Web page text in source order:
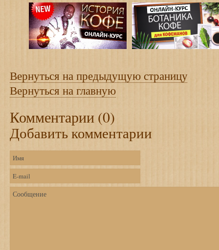
Вернуться на предыдущую страницу
Вернуться на главную
Комментарии (0)
Добавить комментарии